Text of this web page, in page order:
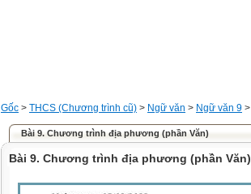
Gốc > THCS (Chương trình cũ) > Ngữ văn > Ngữ văn 9 >
Bài 9. Chương trình địa phương (phần Văn)
Bài 9. Chương trình địa phương (phần Văn)